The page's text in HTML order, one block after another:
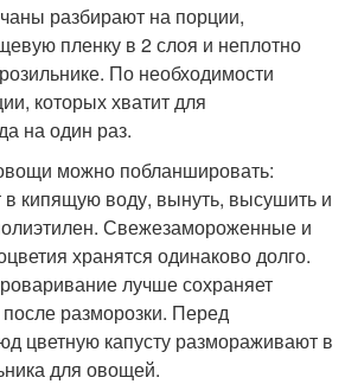
разбирают на порции,
пленку в 2 слоя и неплотно
По необходимости
которых хватит для
на один раз.
можно побланшировать:
в кипящую воду, вынуть, высушить и
Свежезамороженные и
хранятся одинаково долго.
лучше сохраняет
после разморозки. Перед
цветную капусту размораживают в
для овощей.